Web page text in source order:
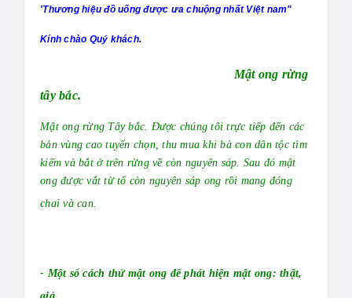
'Thương hiệu đồ uống được ưa chuộng nhất Việt nam"
Kính chào Quý khách.
Mật ong rừng
tây bắc.
Mật ong rừng Tây bắc. Được chúng tôi trực tiếp đến các
bản vùng cao tuyển chọn, thu mua khi bà con dân tộc tìm
kiếm và bắt ở trên rừng về còn nguyên sáp. Sau đó mật
ong được vắt từ tổ còn nguyên sáp ong rồi mang đóng
chai và can.
- Một số cách thử mật ong để phát hiện mật ong: thật,